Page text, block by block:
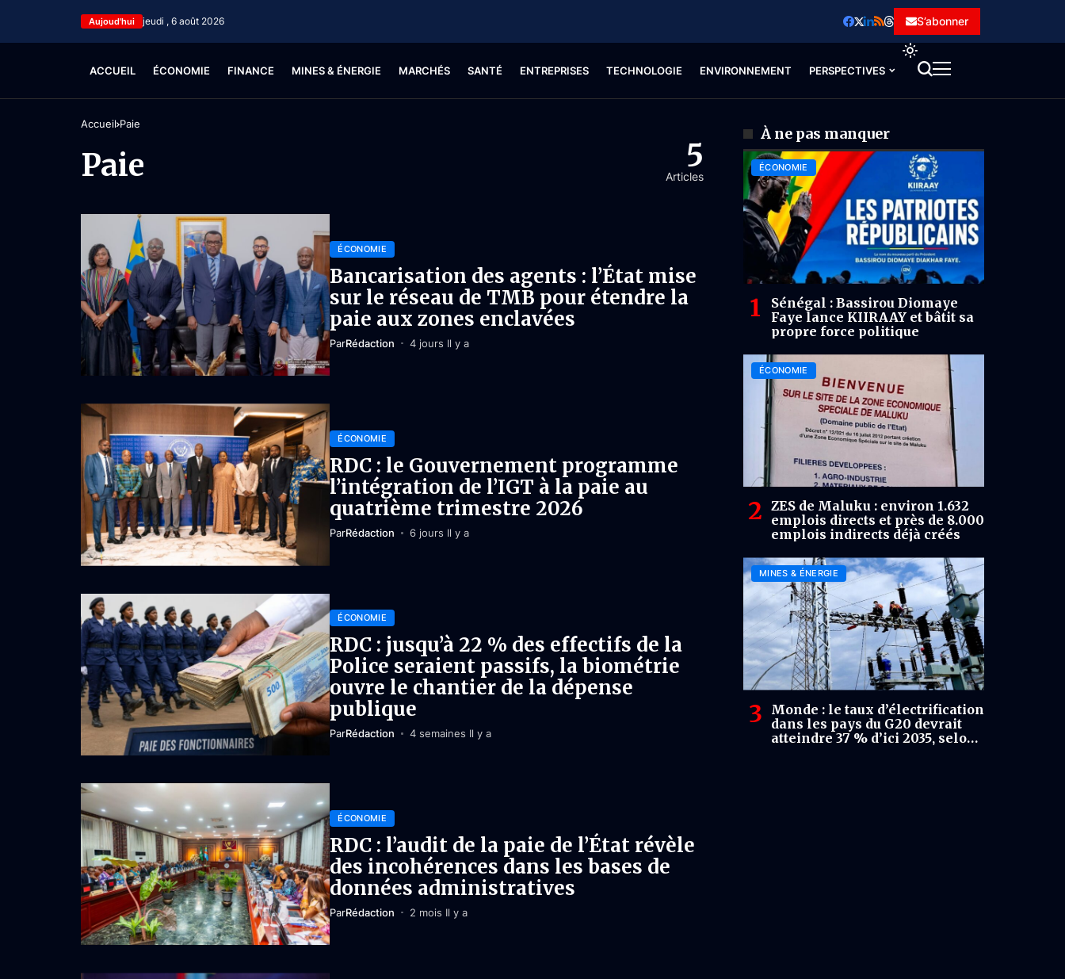
Aujoud'hui jeudi , 6 août 2026 S’abonner
ACCUEIL ÉCONOMIE FINANCE MINES & ÉNERGIE MARCHÉS SANTÉ ENTREPRISES TECHNOLOGIE ENVIRONNEMENT PERSPECTIVES
Accueil Paie
Paie 5
Articles
ÉCONOMIE
Bancarisation des agents : l’État mise
sur le réseau de TMB pour étendre la
paie aux zones enclavées
ParRédaction 4 jours Il y a
ÉCONOMIE
RDC : le Gouvernement programme
l’intégration de l’IGT à la paie au
quatrième trimestre 2026
ParRédaction 6 jours Il y a
ÉCONOMIE
RDC : jusqu’à 22 % des effectifs de la
Police seraient passifs, la biométrie
ouvre le chantier de la dépense
publique
ParRédaction 4 semaines Il y a
ÉCONOMIE
RDC : l’audit de la paie de l’État révèle
des incohérences dans les bases de
données administratives
ParRédaction 2 mois Il y a
À ne pas manquer
ÉCONOMIE
Sénégal : Bassirou Diomaye
Faye lance KIIRAAY et bâtit sa
propre force politique
ÉCONOMIE
ZES de Maluku : environ 1.632
emplois directs et près de 8.000
emplois indirects déjà créés
MINES & ÉNERGIE
Monde : le taux d’électrification
dans les pays du G20 devrait
atteindre 37 % d’ici 2035, selon